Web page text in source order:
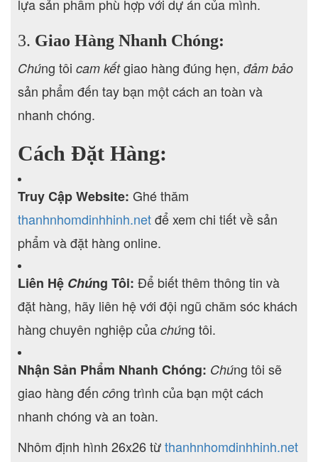
lựa sản phẩm phù hợp với dự án của mình.
3. Giao Hàng Nhanh Chóng:
Chúng tôi cam kếtgiao hàng đúng hẹn, đảm bảo
sản phẩm đến tay bạn một cách an toàn và
nhanh chóng.
Cách Đặt Hàng:
Truy Cập Website: Ghé thăm
thanhnhomdinhhinh.netđể xem chi tiết về sản
phẩm và đặt hàng online.
Liên Hệ Chúng Tôi: Để biết thêm thông tin và
đặt hàng, hãy liên hệ với đội ngũ chăm sóc khách
hàng chuyên nghiệp của chúng tôi.
Nhận Sản Phẩm Nhanh Chóng: Chúng tôi sẽ
giao hàng đến công trình của bạn một cách
nhanh chóng và an toàn.
Nhôm định hình 26x26 từthanhnhomdinhhinh.net